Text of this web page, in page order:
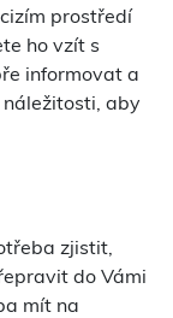
prostředí
ho vzít s
informovat a
aby
zjistit,
do Vámi
mít na